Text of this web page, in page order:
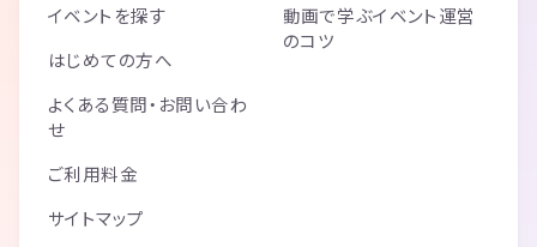
イベントを探す
はじめての方へ
よくある質問・お問い合わ
せ
ご利用料金
サイトマップ
動画で学ぶイベント運営
のコツ